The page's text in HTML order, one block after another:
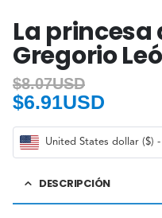
La princesa
Gregorio
$8.07USD
$6.91USD
United States dollar ($) -
DESCRIPCIÓN